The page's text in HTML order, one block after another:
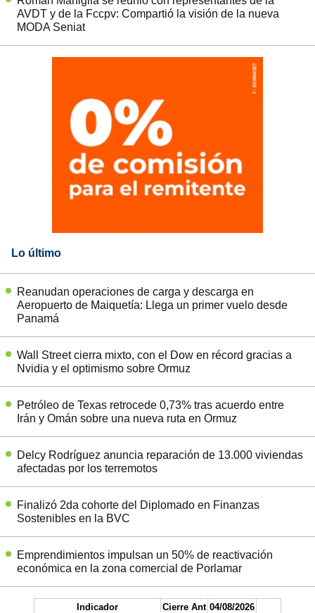
AVDT y de la Fccpv: Compartió la visión de la nueva
MODA Seniat
Lo último
Reanudan operaciones de carga y descarga en
Aeropuerto de Maiquetía: Llega un primer vuelo desde
Panamá
Wall Street cierra mixto, con el Dow en récord gracias a
Nvidia y el optimismo sobre Ormuz
Petróleo de Texas retrocede 0,73% tras acuerdo entre
Irán y Omán sobre una nueva ruta en Ormuz
Delcy Rodríguez anuncia reparación de 13.000 viviendas
afectadas por los terremotos
Finalizó 2da cohorte del Diplomado en Finanzas
Sostenibles en la BVC
Emprendimientos impulsan un 50% de reactivación
económica en la zona comercial de Porlamar
Indicador Cierre Ant 04/08/2026